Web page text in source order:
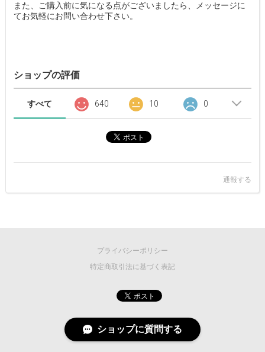
また、ご購入前に気になる点がございましたら、メッセージに
てお気軽にお問い合わせ下さい。
ショップの評価
すべて 640 10 0
通報する
プライバシーポリシー
特定商取引法に基づく表記
©2026 MASCOT/E
ショップに質問する